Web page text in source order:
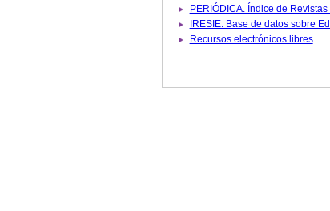
Recursos electrónicos libres